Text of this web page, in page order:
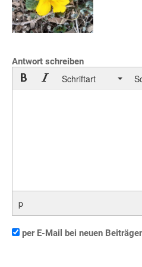
Antwort schreiben
Schriftart
p
per E-Mail bei neuen